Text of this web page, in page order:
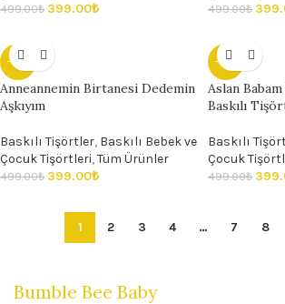
499.00₺ 399.00₺ 499.00₺
- 20%
Anneannemin Birtanesi Dedemin
Aşkıyım
Baskılı Tişörtler, Baskılı Bebek ve
Çocuk Tişörtleri,Tüm Ürünler
499.00₺ 399.00₺
- 20%
Aslan
Baskılı
Baskılı
Çocuk
499.00₺
1 2 3 4 … 7 8
Bumble Bee Baby